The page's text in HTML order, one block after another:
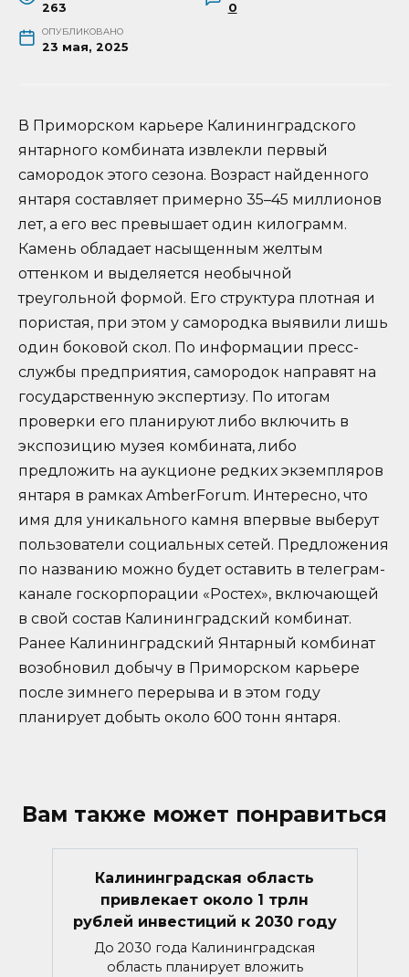
263 0
ОПУБЛИКОВАНО
23 мая, 2025
В Приморском карьере Калининградского
янтарного комбината извлекли первый
самородок этого сезона. Возраст найденного
янтаря составляет примерно 35–45 миллионов
лет, а его вес превышает один килограмм.
Камень обладает насыщенным желтым
оттенком и выделяется необычной
треугольной формой. Его структура плотная и
пористая, при этом у самородка выявили лишь
один боковой скол. По информации пресс-
службы предприятия, самородок направят на
государственную экспертизу. По итогам
проверки его планируют либо включить в
экспозицию музея комбината, либо
предложить на аукционе редких экземпляров
янтаря в рамках AmberForum. Интересно, что
имя для уникального камня впервые выберут
пользователи социальных сетей. Предложения
по названию можно будет оставить в телеграм-
канале госкорпорации «Ростех», включающей
в свой состав Калининградский комбинат.
Ранее Калининградский Янтарный комбинат
возобновил добычу в Приморском карьере
после зимнего перерыва и в этом году
планирует добыть около 600 тонн янтаря.
Вам также может понравиться
Калининградская область
привлекает около 1 трлн
рублей инвестиций к 2030 году
До 2030 года Калининградская
область планирует вложить